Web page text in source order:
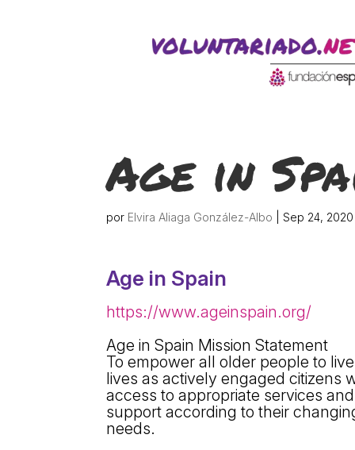
Age in
por Elvira Aliaga González-Albo |Sep 24, 2020
Age in Spain
https://www.ageinspain.org/
Age in Spain Mission Statement
To empower all older people to
lives as actively engaged citizens
access to appropriate services and
support according to their
needs.
ACTIVITATS D'ESTIU
CONEIX FUNDESPLAI
La Fundació
L'equip
Missió i valors
Els comptes
Memòria
Proposta